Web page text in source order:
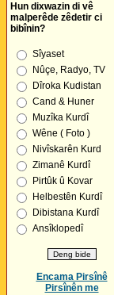
Hun dixwazin di vê
malperêde zêdetir ci
bibînin?
Sîyaset
Nûçe, Radyo, TV
Dîroka Kudistan
Cand & Huner
Muzîka Kurdî
Wêne ( Foto )
Nivîskarên Kurd
Zimanê Kurdî
Pirtûk û Kovar
Helbestên Kurdî
Dibistana Kurdî
Ansîklopedî
Encama Pirsînê
Pirsînên me